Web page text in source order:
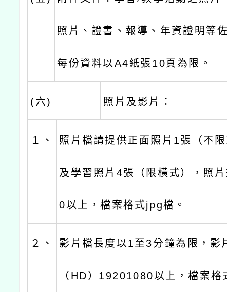
照片、證書、報導、年資證明等
每份資料以A4紙張10頁為限。
(六) 照片及影片：
１、 照片檔請提供正面照片1張（不
及學習照片4張（限橫式），照
0以上，檔案格式jpg檔。
２、 影片檔長度以1至3分鐘為限，影
（HD）19201080以上，檔案